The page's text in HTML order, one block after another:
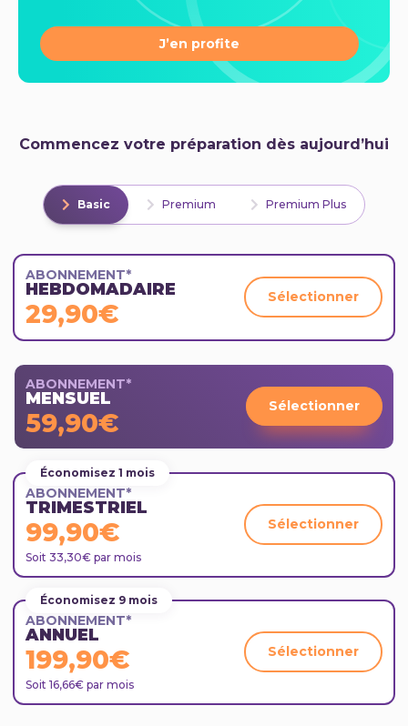
J’en profite
Commencez votre préparation dès aujourd’hui
Basic Premium Premium Plus
ABONNEMENT*
HEBDOMADAIRE
29,90€
Sélectionner
ABONNEMENT*
MENSUEL
59,90€
Sélectionner
Économisez 1 mois
ABONNEMENT*
TRIMESTRIEL
99,90€
Soit 33,30€ par mois
Sélectionner
Économisez 9 mois
ABONNEMENT*
ANNUEL
199,90€
Soit 16,66€ par mois
Sélectionner